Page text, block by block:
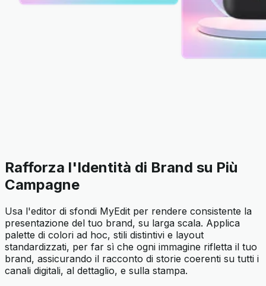
Rafforza l'Identità di Brand su Più
Campagne
Usa l'editor di sfondi MyEdit per rendere consistente la
presentazione del tuo brand, su larga scala. Applica
palette di colori ad hoc, stili distintivi e layout
standardizzati, per far sì che ogni immagine rifletta il tuo
brand, assicurando il racconto di storie coerenti su tutti i
canali digitali, al dettaglio, e sulla stampa.